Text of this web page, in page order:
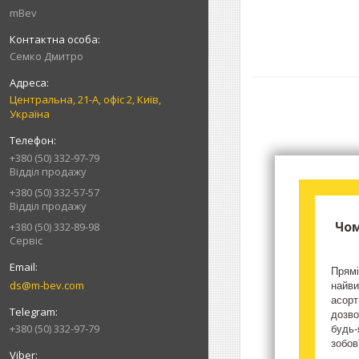
mBev
Cемко Дмитро
Центральна, 21-А, офіс 2, Київ,
Україна
+380 (50) 332-97-79
Відділ продажу
+380 (50) 332-57-57
Відділ продажу
+380 (50) 332-89-98
Сервіс
ds@m-bev.com
+380 (50) 332-97-79
будь-